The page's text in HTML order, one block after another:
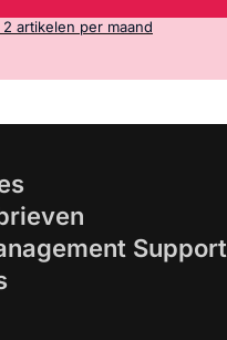
artikelen per maand
Support